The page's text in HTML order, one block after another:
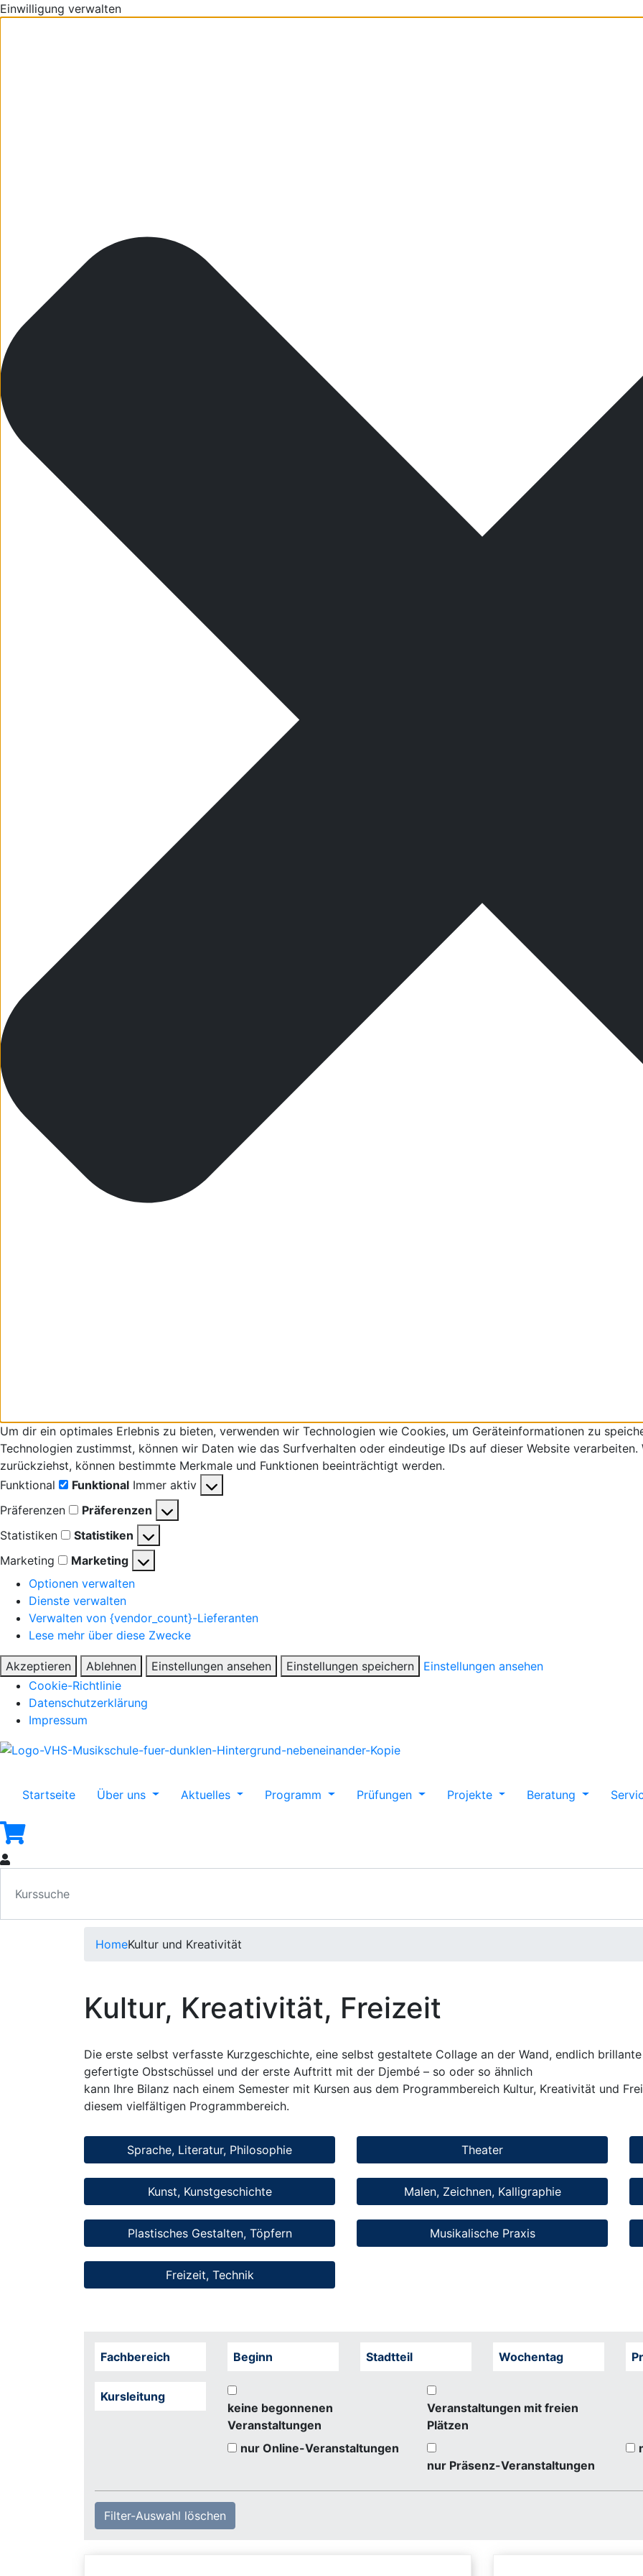
Einwilligung verwalten
Um dir ein optimales Erlebnis zu bieten, verwenden wir Technologien wie Cookies, um Geräteinformationen zu
Technologien zustimmst, können wir Daten wie das Surfverhalten oder eindeutige IDs auf dieser Website
zurückziehst, können bestimmte Merkmale und Funktionen beeinträchtigt werden.
Funktional
Funktional Immer aktiv
Präferenzen
Präferenzen
Statistiken
Statistiken
Marketing
Marketing
Optionen verwalten
Dienste verwalten
Verwalten von {vendor_count}-Lieferanten
Lese mehr über diese Zwecke
Akzeptieren Ablehnen Einstellungen ansehen Einstellungen speichern
Einstellungen ansehen
Cookie-Richtlinie
Datenschutzerklärung
Impressum
Startseite Über uns Aktuelles Programm Prüfungen Projekte Beratung
HomeKultur und Kreativität
Kultur, Kreativität, Freizeit
Die erste selbst verfasste Kurzgeschichte, eine selbst gestaltete Collage an der Wand, endlich
gefertigte Obstschüssel und der erste Auftritt mit der Djembé – so oder so ähnlich
kann Ihre Bilanz nach einem Semester mit Kursen aus dem Programmbereich Kultur, Kreativität und
diesem vielfältigen Programmbereich.
Sprache, Literatur, Philosophie Theater
Kunst, Kunstgeschichte Malen, Zeichnen, Kalligraphie
Plastisches Gestalten, Töpfern Musikalische Praxis
Freizeit, Technik
Fachbereich Beginn Stadtteil Wochentag
Kursleitung
keine begonnenen
Veranstaltungen
Veranstaltungen mit freien
Plätzen
nur Online-Veranstaltungen
nur Präsenz-Veranstaltungen
Filter-Auswahl löschen